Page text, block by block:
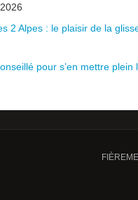
2 Alpes : le plaisir de la
pour s’en mettre plein